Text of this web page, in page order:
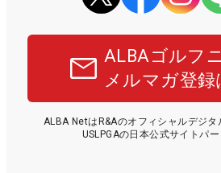
ALBAゴルフ
メルマガ登録
ALBA NetはR&Aのオフィシャルデジ
USLPGAの日本公式サイトパー